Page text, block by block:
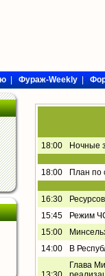
|Фураж-Weekly|
18:00
Ночные
18:00
План по
16:30
15:45 Режим
15:00
14:00 В
Глава